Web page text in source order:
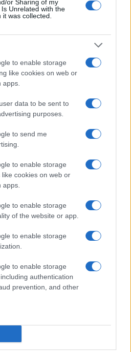
or Sharing of my
Unrelated with the
was collected.
to enable storage
like cookies on web or
data to be sent to
purposes.
to send me
to enable storage
cookies on web or
to enable storage
of the website or app.
to enable storage
to enable storage
authentication
prevention, and other
Indici glicemici
Ricongelare gli alimenti
Come scegliere le uova
Le stagioni di frutta e verdura
Le proprietà del miele
Foodblog e siti di ricette